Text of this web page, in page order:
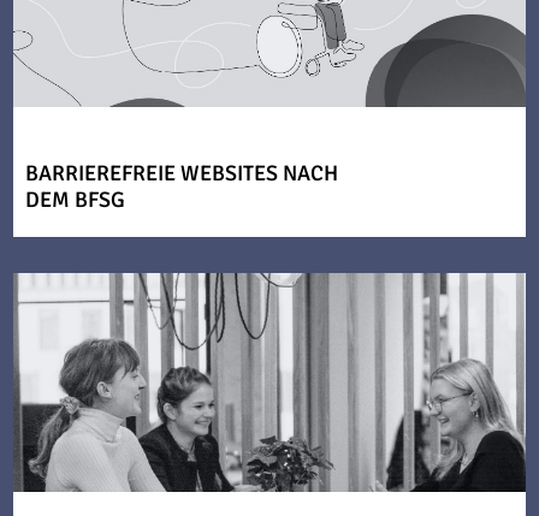
BARRIEREFREIE WEBSITES NACH
DEM BFSG